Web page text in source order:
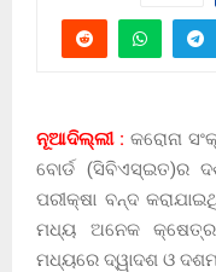
ନୂଆଦିଲ୍ଲୀ : କରୋନା
ବୋର୍ଡ (ସିବିଏସ୍ଇତ)ର
ପରୀକ୍ଷା ବନ୍ଦ
ମଧ୍ୟ ଅନେକ
ମଧ୍ୟରେ ଦ୍ୱାଦଶ ଓ ଦଶମ